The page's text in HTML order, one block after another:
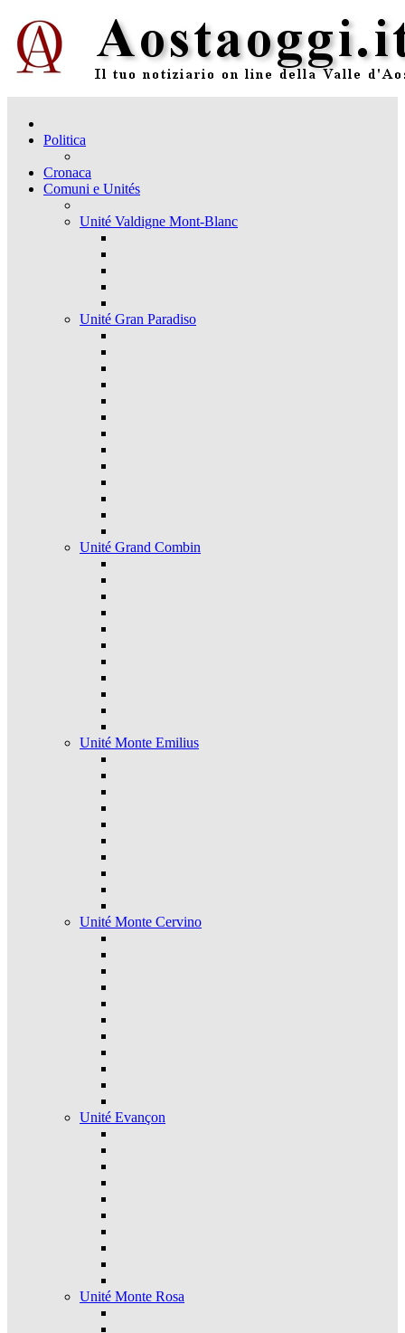
Politica
Cronaca
Comuni e Unités
Unité Valdigne Mont-Blanc
Unité Gran Paradiso
Unité Grand Combin
Unité Monte Emilius
Unité Monte Cervino
Unité Evançon
Unité Monte Rosa